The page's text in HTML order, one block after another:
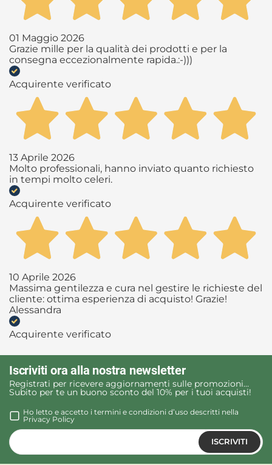
01 Maggio 2026
Grazie mille per la qualità dei prodotti e per la
consegna eccezionalmente rapida.:-)))
Acquirente verificato
13 Aprile 2026
Molto professionali, hanno inviato quanto richiesto
in tempi molto celeri.
Acquirente verificato
10 Aprile 2026
Massima gentilezza e cura nel gestire le richieste del
cliente: ottima esperienza di acquisto! Grazie!
Alessandra
Acquirente verificato
Iscriviti ora alla nostra newsletter
Registrati per ricevere aggiornamenti sulle promozioni…
Subito per te un buono sconto del 10% per i tuoi acquisti!
Ho letto e accetto i termini e condizioni d’uso descritti nella
Privacy Policy
ISCRIVITI